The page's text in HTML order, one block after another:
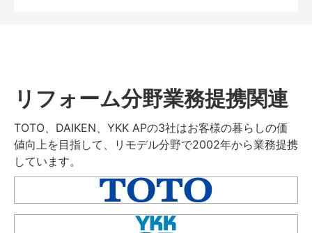
リフォーム分野業務提携関連
TOTO、DAIKEN、YKK APの3社はお客様の暮らしの価
値向上を目指して、リモデル分野で2002年から業務提携
しています。